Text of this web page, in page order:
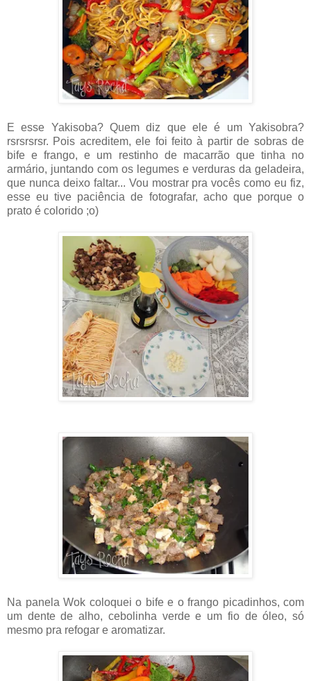
E esse Yakisoba? Quem diz que ele é um Yakisobra?
rsrsrsrsr. Pois acreditem, ele foi feito à partir de sobras de
bife e frango, e um restinho de macarrão que tinha no
armário, juntando com os legumes e verduras da geladeira,
que nunca deixo faltar... Vou mostrar pra vocês como eu fiz,
esse eu tive paciência de fotografar, acho que porque o
prato é colorido ;o)
Na panela Wok coloquei o bife e o frango picadinhos, com
um dente de alho, cebolinha verde e um fio de óleo, só
mesmo pra refogar e aromatizar.